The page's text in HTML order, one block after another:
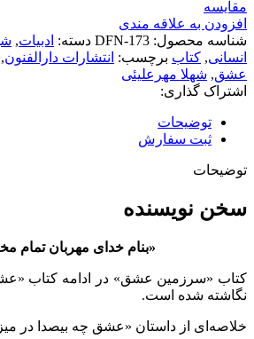
مقایسه
افزودن به علاقه مندی
شناسه محصول: DFN-173 دسته: ادبیات,
انسانی, کتاب برچسب: انتشارات دارالفنون,
عشق, شهلا مهرعلیئی
اشتراک گذاری:
توضیحات
ثبت سفارش
توضیحات
سخن نویسنده
«بنام خدای مهربان تمام
کتاب «سرزمین عشق» در ادامه کتاب
نگاشته شده است.
خلاصه‌ای از داستان «عشق چه بیصدا در